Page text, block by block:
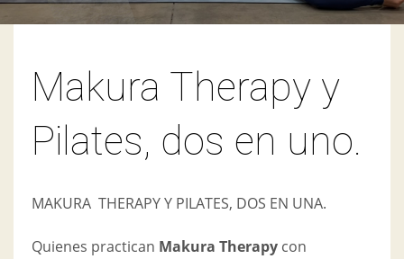
Makura Therapy y
Pilates, dos en uno.
MAKURA THERAPY Y PILATES, DOS EN UNA.
Quienes practican Makura Therapy con